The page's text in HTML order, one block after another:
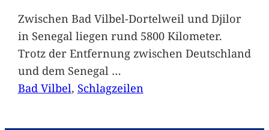
Zwischen Bad Vilbel-Dortelweil und Djilor
in Senegal liegen rund 5800 Kilometer.
Trotz der Entfernung zwischen Deutschland
und dem Senegal …
Bad Vilbel, Schlagzeilen